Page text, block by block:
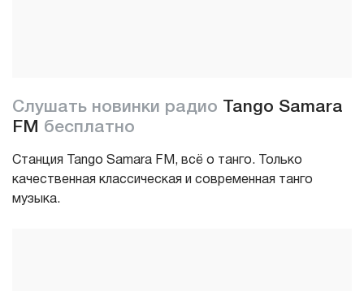
Слушать новинки радио
Tango Samara
FM бесплатно
Станция Tango Samara FM, всё о танго. Только
качественная классическая и современная танго
музыка.